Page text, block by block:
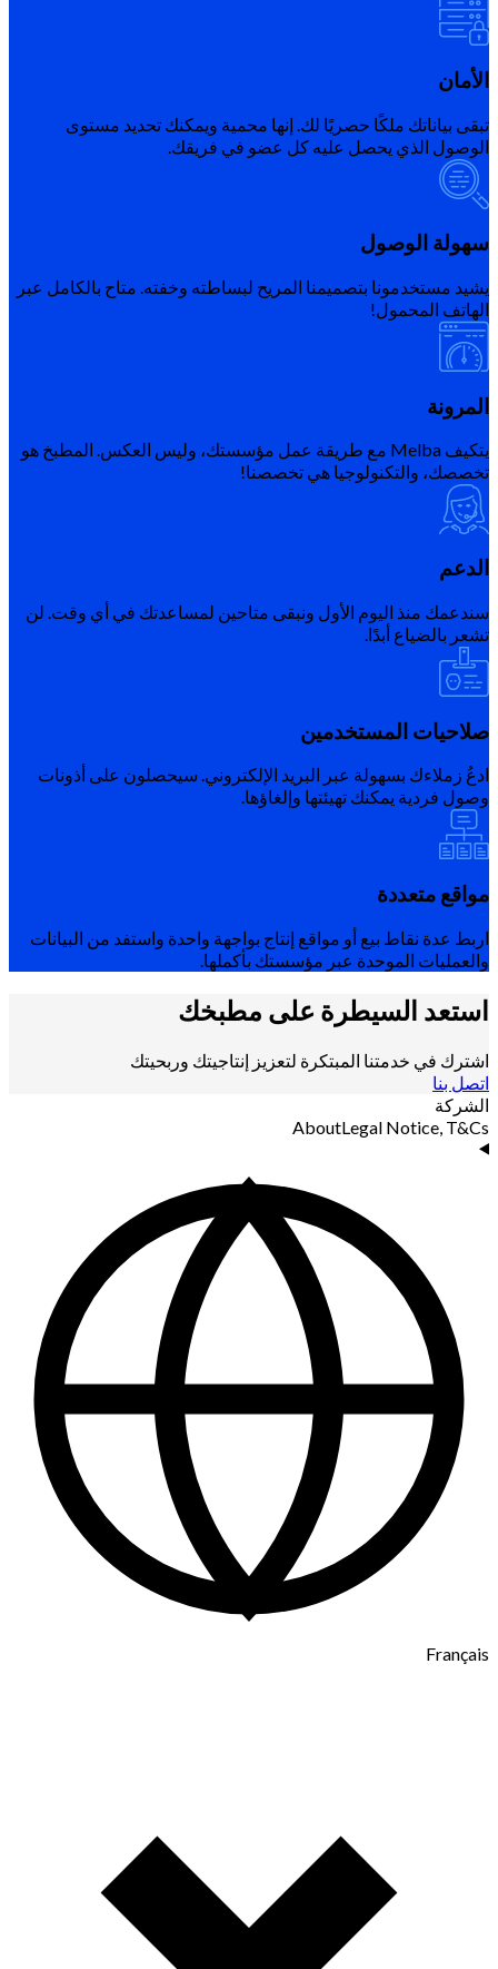
الأمان
تبقى بياناتك ملكًا حصريًا لك. إنها محمية ويمكنك تحديد مستوى
الوصول الذي يحصل عليه كل عضو في فريقك.
سهولة الوصول
يشيد مستخدمونا بتصميمنا المريح لبساطته وخفته. متاح بالكامل عبر
الهاتف المحمول!
المرونة
يتكيف Melba مع طريقة عمل مؤسستك، وليس العكس. المطبخ هو
تخصصك، والتكنولوجيا هي تخصصنا!
الدعم
سندعمك منذ اليوم الأول ونبقى متاحين لمساعدتك في أي وقت. لن
تشعر بالضياع أبدًا.
صلاحيات المستخدمين
ادعُ زملاءك بسهولة عبر البريد الإلكتروني. سيحصلون على أذونات
وصول فردية يمكنك تهيئتها وإلغاؤها.
مواقع متعددة
اربط عدة نقاط بيع أو مواقع إنتاج بواجهة واحدة واستفد من البيانات
والعمليات الموحدة عبر مؤسستك بأكملها.
استعد السيطرة على مطبخك
اشترك في خدمتنا المبتكرة لتعزيز إنتاجيتك وربحيتك
اتصل بنا
الشركة
AboutLegal Notice, T&Cs
Français